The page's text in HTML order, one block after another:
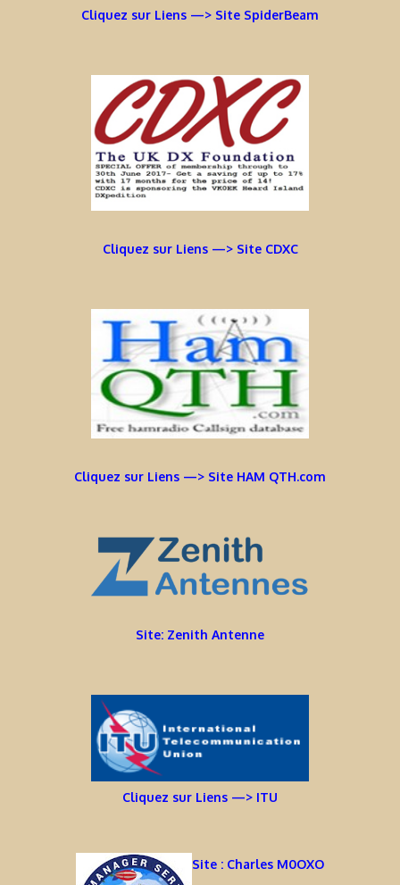
Cliquez sur Liens —> Site SpiderBeam
Cliquez sur Liens —> Site CDXC
Cliquez sur Liens —> Site HAM QTH.com
Site: Zenith Antenne
Cliquez sur Liens —> ITU
Site : Charles M0OXO